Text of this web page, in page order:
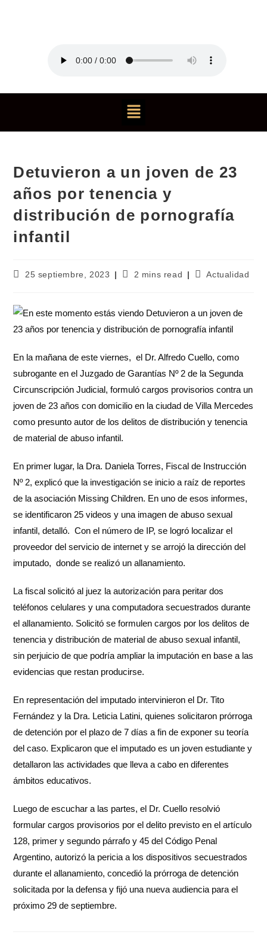
Detuvieron a un joven de 23
años por tenencia y
distribución de pornografía
infantil
25 septiembre, 2023 2 mins read Actualidad
En la mañana de este viernes, el Dr. Alfredo Cuello, como
subrogante en el Juzgado de Garantías Nº 2 de la Segunda
Circunscripción Judicial, formuló cargos provisorios contra un
joven de 23 años con domicilio en la ciudad de Villa Mercedes
como presunto autor de los delitos de distribución y tenencia
de material de abuso infantil.
En primer lugar, la Dra. Daniela Torres, Fiscal de Instrucción
Nº 2, explicó que la investigación se inicio a raíz de reportes
de la asociación Missing Children. En uno de esos informes,
se identificaron 25 videos y una imagen de abuso sexual
infantil, detalló. Con el número de IP, se logró localizar el
proveedor del servicio de internet y se arrojó la dirección del
imputado, donde se realizó un allanamiento.
La fiscal solicitó al juez la autorización para peritar dos
teléfonos celulares y una computadora secuestrados durante
el allanamiento. Solicitó se formulen cargos por los delitos de
tenencia y distribución de material de abuso sexual infantil,
sin perjuicio de que podría ampliar la imputación en base a las
evidencias que restan producirse.
En representación del imputado intervinieron el Dr. Tito
Fernández y la Dra. Leticia Latini, quienes solicitaron prórroga
de detención por el plazo de 7 días a fin de exponer su teoría
del caso. Explicaron que el imputado es un joven estudiante y
detallaron las actividades que lleva a cabo en diferentes
ámbitos educativos.
Luego de escuchar a las partes, el Dr. Cuello resolvió
formular cargos provisorios por el delito previsto en el artículo
128, primer y segundo párrafo y 45 del Código Penal
Argentino, autorizó la pericia a los dispositivos secuestrados
durante el allanamiento, concedió la prórroga de detención
solicitada por la defensa y fijó una nueva audiencia para el
próximo 29 de septiembre.